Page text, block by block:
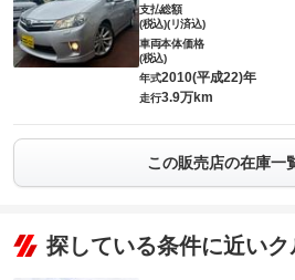
支払総額
(税込)(リ済込)
車両本体価格
(税込)
年式2010(平成22)年
走行3.9万km
この販売店の在庫一
探している条件に近いク